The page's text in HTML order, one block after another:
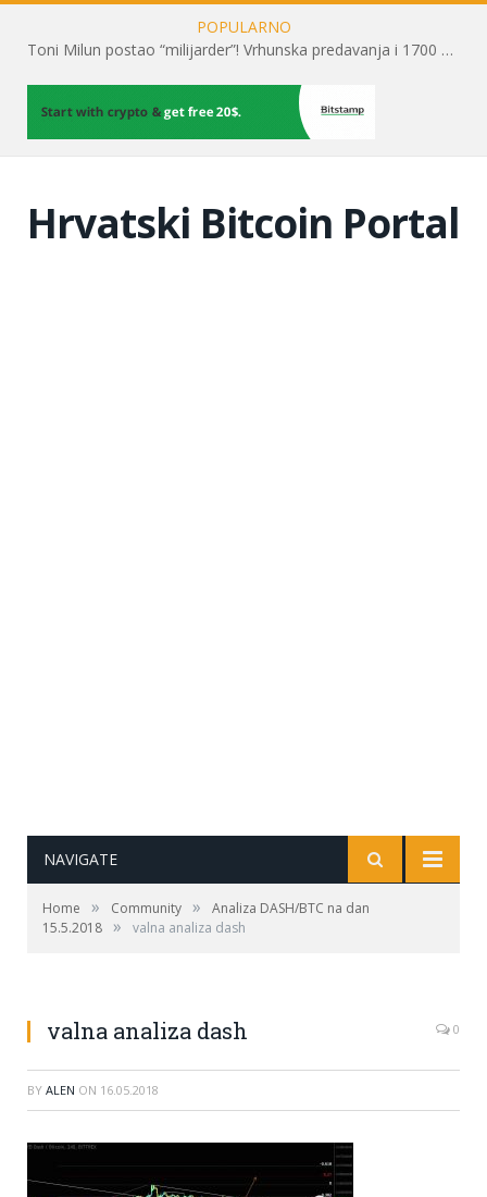
POPULARNO
Toni Milun postao “milijarder”! Vrhunska predavanja i 1700 posjetitelja obilježili su mjesec financijske pismenosti
Hrvatski Bitcoin Portal
NAVIGATE
Home » Community »
Analiza DASH/BTC na dan
15.5.2018 » valna analiza dash
valna analiza dash 0
BY ALEN ON 16.05.2018